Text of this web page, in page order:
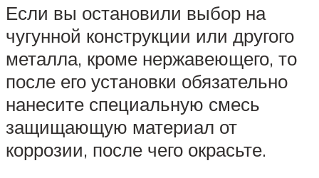
Если вы остановили выбор на
чугунной конструкции или другого
металла, кроме нержавеющего, то
после его установки обязательно
нанесите специальную смесь
защищающую материал от
коррозии, после чего окрасьте.